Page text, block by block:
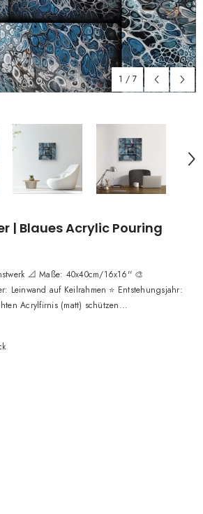
1 / 7
| Blaues Acrylic Pouring
📐 Maße: 40x40cm/16x16'' 🎨
Leinwand auf Keilrahmen ⭐ Entstehungsjahr:
Acrylfirnis (matt) schützen...